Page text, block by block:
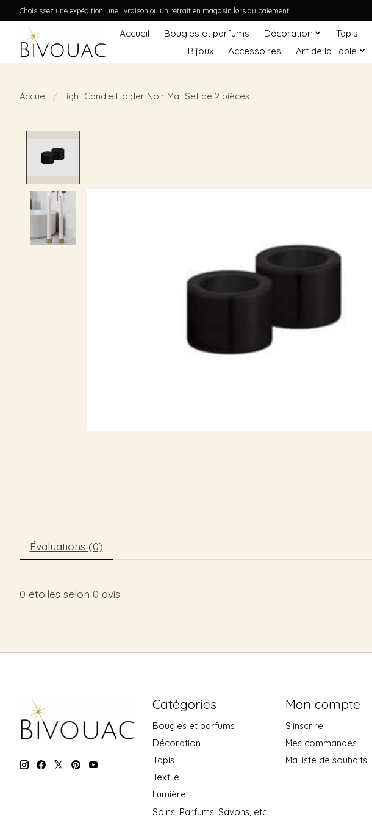
Choisissez une expédition, une livraison ou un retrait en magasin lors du paiement
Accueil Bougies et parfums Décoration Tapis
Bijoux
Accessoires Art de la Table
Accueil / Light Candle Holder Noir Mat Set de 2 pièces
Évaluations (0)
0 étoiles selon 0 avis
Catégories
Bougies et parfums
Décoration
Tapis
Textile
Lumière
Soins, Parfums, Savons, etc
Mon compte
S'inscrire
Mes commandes
Ma liste de souhaits